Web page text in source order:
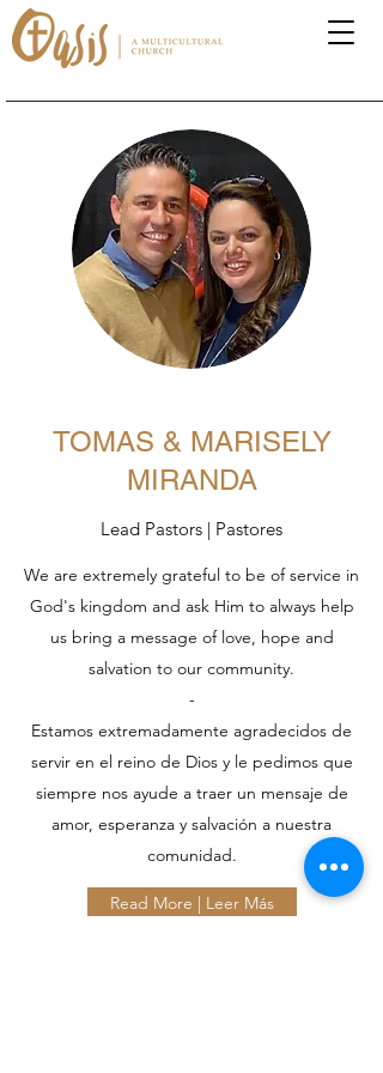
TOMAS & MARISELY
MIRANDA
Lead Pastors | Pastores
We are extremely grateful to be of service in
God's kingdom and ask Him to always help
us bring a message of love, hope and
salvation to our community.
-
Estamos extremadamente agradecidos de
servir en el reino de Dios y le pedimos que
siempre nos ayude a traer un mensaje de
amor, esperanza y salvación a nuestra
comunidad.
Read More | Leer Más